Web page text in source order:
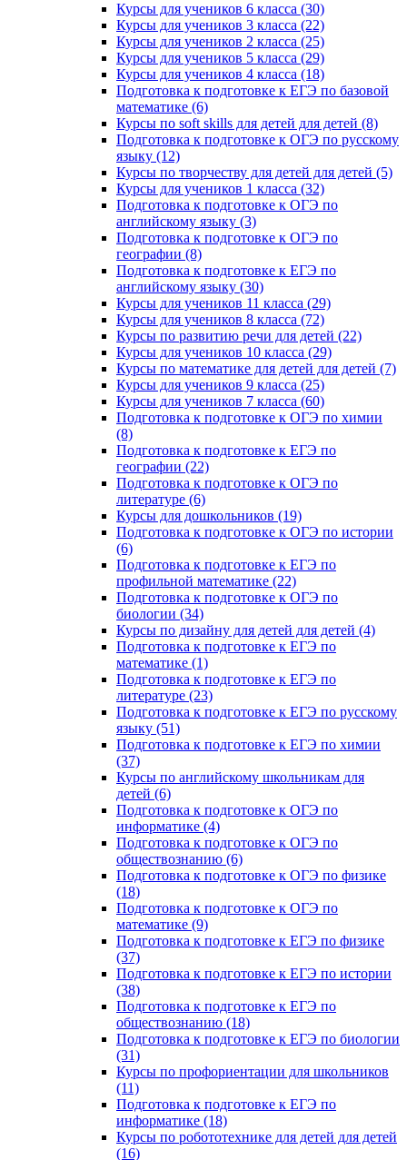
Курсы для учеников 6 класса (30)
Курсы для учеников 3 класса (22)
Курсы для учеников 2 класса (25)
Курсы для учеников 5 класса (29)
Курсы для учеников 4 класса (18)
Подготовка к подготовке к ЕГЭ по базовой
математике (6)
Курсы по soft skills для детей для детей (8)
Подготовка к подготовке к ОГЭ по русскому
языку (12)
Курсы по творчеству для детей для детей (5)
Курсы для учеников 1 класса (32)
Подготовка к подготовке к ОГЭ по
английскому языку (3)
Подготовка к подготовке к ОГЭ по
географии (8)
Подготовка к подготовке к ЕГЭ по
английскому языку (30)
Курсы для учеников 11 класса (29)
Курсы для учеников 8 класса (72)
Курсы по развитию речи для детей (22)
Курсы для учеников 10 класса (29)
Курсы по математике для детей для детей (7)
Курсы для учеников 9 класса (25)
Курсы для учеников 7 класса (60)
Подготовка к подготовке к ОГЭ по химии
(8)
Подготовка к подготовке к ЕГЭ по
географии (22)
Подготовка к подготовке к ОГЭ по
литературе (6)
Курсы для дошкольников (19)
Подготовка к подготовке к ОГЭ по истории
(6)
Подготовка к подготовке к ЕГЭ по
профильной математике (22)
Подготовка к подготовке к ОГЭ по
биологии (34)
Курсы по дизайну для детей для детей (4)
Подготовка к подготовке к ЕГЭ по
математике (1)
Подготовка к подготовке к ЕГЭ по
литературе (23)
Подготовка к подготовке к ЕГЭ по русскому
языку (51)
Подготовка к подготовке к ЕГЭ по химии
(37)
Курсы по английскому школьникам для
детей (6)
Подготовка к подготовке к ОГЭ по
информатике (4)
Подготовка к подготовке к ОГЭ по
обществознанию (6)
Подготовка к подготовке к ОГЭ по физике
(18)
Подготовка к подготовке к ОГЭ по
математике (9)
Подготовка к подготовке к ЕГЭ по физике
(37)
Подготовка к подготовке к ЕГЭ по истории
(38)
Подготовка к подготовке к ЕГЭ по
обществознанию (18)
Подготовка к подготовке к ЕГЭ по биологии
(31)
Курсы по профориентации для школьников
(11)
Подготовка к подготовке к ЕГЭ по
информатике (18)
Курсы по робототехнике для детей для детей
(16)